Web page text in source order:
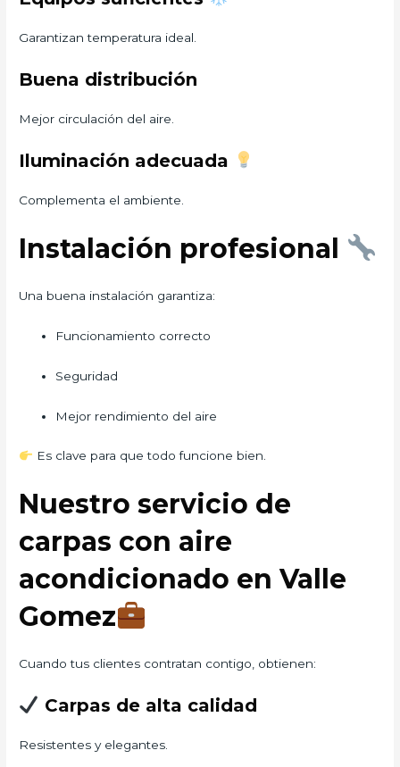
Garantizan temperatura ideal.
Buena distribución
Mejor circulación del aire.
Iluminación adecuada
Complementa el ambiente.
Instalación profesional
Una buena instalación garantiza:
Funcionamiento correcto
Seguridad
Mejor rendimiento del aire
Es clave para que todo funcione bien.
Nuestro servicio de
carpas con aire
acondicionado en Valle
Gomez
Cuando tus clientes contratan contigo, obtienen:
Carpas de alta calidad
Resistentes y elegantes.